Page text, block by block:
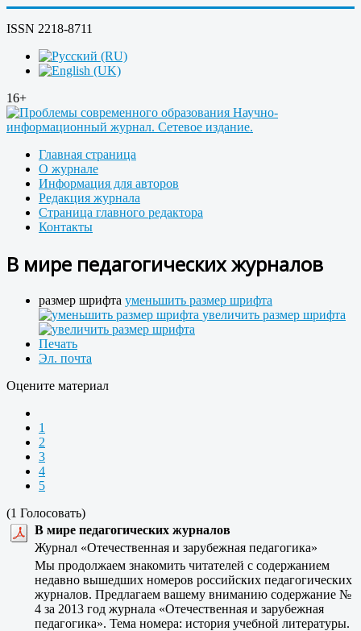
ISSN 2218-8711
16+
Главная страница
О журнале
Информация для авторов
Редакция журнала
Страница главного редактора
Контакты
В мире педагогических журналов
размер шрифта уменьшить размер шрифта
увеличить размер шрифта
Печать
Эл. почта
Оцените материал
1
2
3
4
5
(1 Голосовать)
В мире педагогических журналов
Журнал «Отечественная и зарубежная педагогика»
Мы продолжаем знакомить читателей с содержанием
недавно вышедших номеров российских педагогических
журналов. Предлагаем вашему вниманию содержание №
4 за 2013 год журнала «Отечественная и зарубежная
педагогика». Тема номера: история учебной литературы.